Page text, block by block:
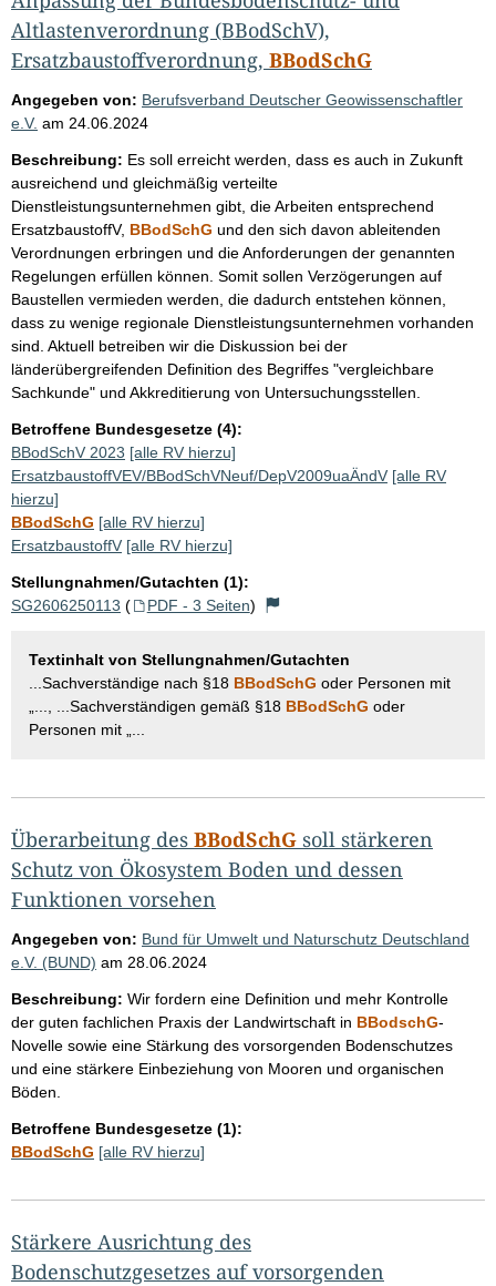
Altlastenverordnung (BBodSchV),
Ersatzbaustoffverordnung, BBodSchG
Angegeben von: Berufsverband Deutscher Geowissenschaftler
e.V. am 24.06.2024
Beschreibung: Es soll erreicht werden, dass es auch in Zukunft
ausreichend und gleichmäßig verteilte
Dienstleistungsunternehmen gibt, die Arbeiten entsprechend
ErsatzbaustoffV, BBodSchG und den sich davon ableitenden
Verordnungen erbringen und die Anforderungen der genannten
Regelungen erfüllen können. Somit sollen Verzögerungen auf
Baustellen vermieden werden, die dadurch entstehen können,
dass zu wenige regionale Dienstleistungsunternehmen vorhanden
sind. Aktuell betreiben wir die Diskussion bei der
länderübergreifenden Definition des Begriffes "vergleichbare
Sachkunde" und Akkreditierung von Untersuchungsstellen.
Betroffene Bundesgesetze (4):
BBodSchV 2023 [alle RV hierzu]
ErsatzbaustoffVEV/BBodSchVNeuf/DepV2009uaÄndV [alle RV
hierzu]
BBodSchG [alle RV hierzu]
ErsatzbaustoffV [alle RV hierzu]
Stellungnahmen/Gutachten (1):
SG2606250113 ( PDF - 3 Seiten)
Textinhalt von Stellungnahmen/Gutachten
...Sachverständige nach §18 BBodSchG oder Personen mit
„..., ...Sachverständigen gemäß §18 BBodSchG oder
Personen mit „...
Überarbeitung des BBodSchG soll stärkeren
Schutz von Ökosystem Boden und dessen
Funktionen vorsehen
Angegeben von: Bund für Umwelt und Naturschutz Deutschland
e.V. (BUND) am 28.06.2024
Beschreibung: Wir fordern eine Definition und mehr Kontrolle
der guten fachlichen Praxis der Landwirtschaft in BBodschG-
Novelle sowie eine Stärkung des vorsorgenden Bodenschutzes
und eine stärkere Einbeziehung von Mooren und organischen
Böden.
Betroffene Bundesgesetze (1):
BBodSchG [alle RV hierzu]
Stärkere Ausrichtung des
Bodenschutzgesetzes auf vorsorgenden